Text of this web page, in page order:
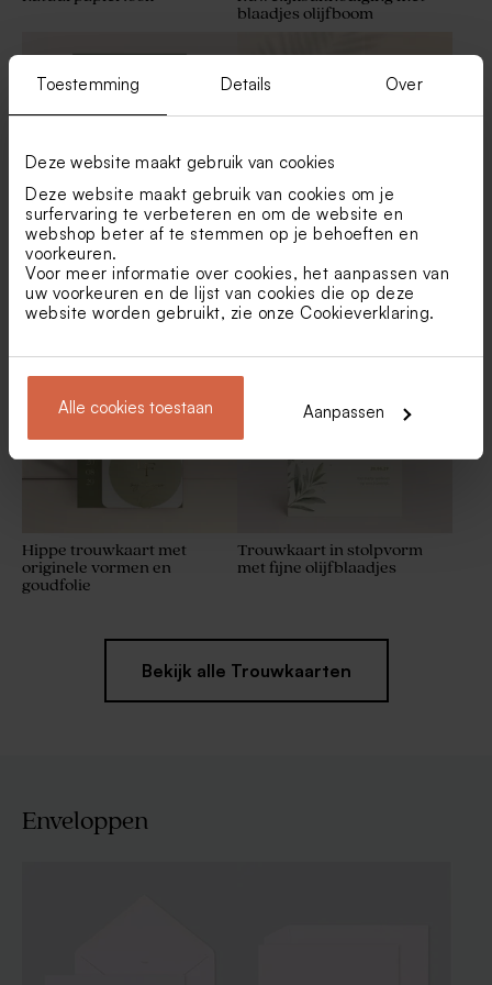
Toestemming Details Over
Deze website maakt gebruik van cookies
Deze website maakt gebruik van cookies om je
surfervaring te verbeteren en om de website en
webshop beter af te stemmen op je behoeften en
voorkeuren.
Voor meer informatie over cookies, het aanpassen van
uw voorkeuren en de lijst van cookies die op deze
website worden gebruikt, zie onze Cookieverklaring.
Alle cookies toestaan Aanpassen
De Bock metallic gold XS
Paperclips goud
blaadjes olijfboom
Eenvoudige trouwkaart 'Ja' in
groen met jullie namen
Originele trouwkaart in
stolpvorm met aparte
kaartjes
Hippe trouwkaart met
originele vormen en
goudfolie
Trouwkaart in stolpvorm
met fijne olijfblaadjes
Bekijk alle Trouwkaarten
Enveloppen